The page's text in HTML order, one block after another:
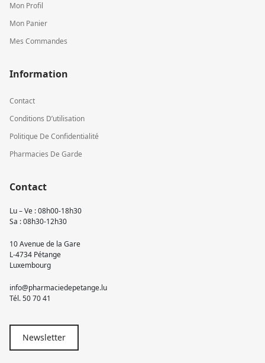
Mon Profil
Mon Panier
Mes Commandes
Information
Contact
Conditions D’utilisation
Politique De Confidentialité
Pharmacies De Garde
Contact
Lu – Ve : 08h00-18h30
Sa : 08h30-12h30
10 Avenue de la Gare
L-4734 Pétange
Luxembourg
info@pharmaciedepetange.lu
Tél.50 70 41
Newsletter